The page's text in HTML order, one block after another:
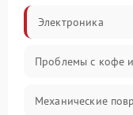
Электроника
Проблемы с кофе
Механические